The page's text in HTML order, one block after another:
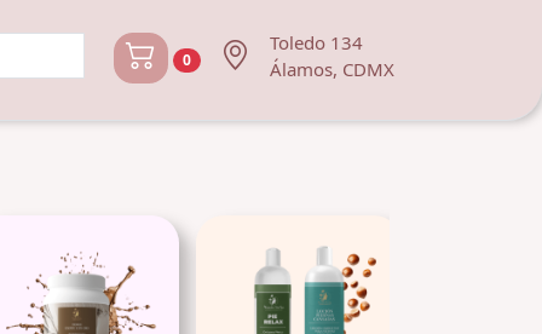
0
Toledo 134
Álamos, CDMX